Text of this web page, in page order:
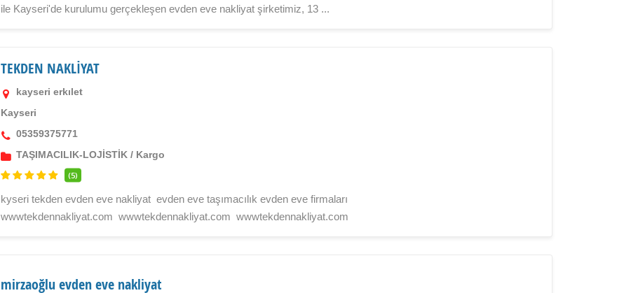
ile Kayseri'de kurulumu gerçekleşen evden eve nakliyat şirketimiz, 13 ...
TEKDEN NAKLİYAT
kayseri erkılet
Kayseri
05359375771
TAŞIMACILIK-LOJİSTİK / Kargo
(5)
kyseri tekden evden eve nakliyat evden eve taşımacılık evden eve firmaları
wwwtekdennakliyat.com wwwtekdennakliyat.com wwwtekdennakliyat.com
mirzaoğlu evden eve nakliyat